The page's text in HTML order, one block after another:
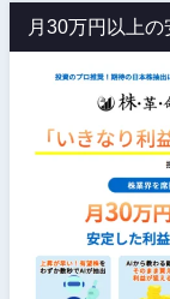
月30万円以上の